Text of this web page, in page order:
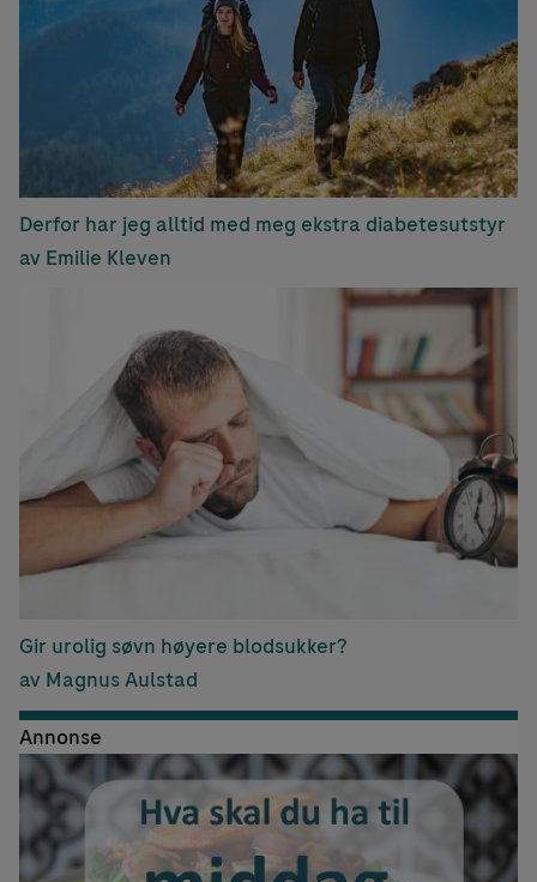
Derfor har jeg alltid med meg ekstra diabetesutstyr
av Emilie Kleven
Gir urolig søvn høyere blodsukker?
av Magnus Aulstad
Annonse